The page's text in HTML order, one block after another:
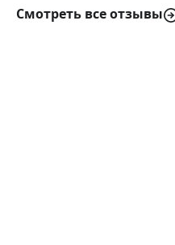
Смотреть все отзывы